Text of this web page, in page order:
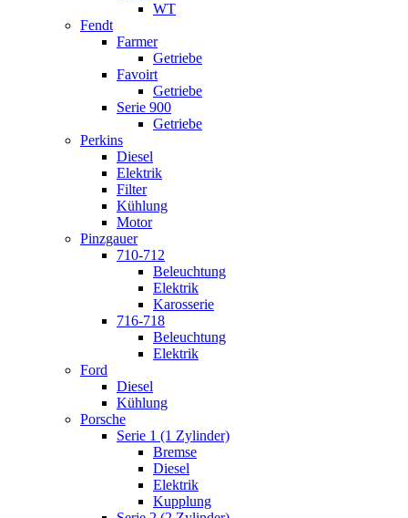
WT
Fendt
Farmer
Getriebe
Favoirt
Getriebe
Serie 900
Getriebe
Perkins
Diesel
Elektrik
Filter
Kühlung
Motor
Pinzgauer
710-712
Beleuchtung
Elektrik
Karosserie
716-718
Beleuchtung
Elektrik
Ford
Diesel
Kühlung
Porsche
Serie 1 (1 Zylinder)
Bremse
Diesel
Elektrik
Kupplung